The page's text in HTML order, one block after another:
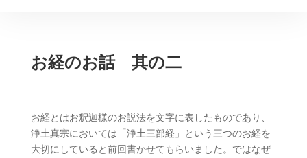
お経のお話 其の二
お経とはお釈迦様のお説法を文字に表したものであり、
浄土真宗においては「浄土三部経」という三つのお経を
大切にしていると前回書かせてもらいました。ではなぜ